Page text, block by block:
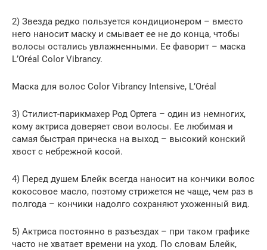
2) Звезда редко пользуется кондиционером – вместо
него наносит маску и смывает ее не до конца, чтобы
волосы остались увлажненными. Ее фаворит – маска
L’Oréal Color Vibrancy.
Маска для волос Color Vibrancy Intensive, L’Oréal
3) Стилист-парикмахер Род Ортега – один из немногих,
кому актриса доверяет свои волосы. Ее любимая и
самая быстрая прическа на выход – высокий конский
хвост с небрежной косой.
4) Перед душем Блейк всегда наносит на кончики волос
кокосовое масло, поэтому стрижется не чаще, чем раз в
полгода – кончики надолго сохраняют ухоженный вид.
5) Актриса постоянно в разъездах – при таком графике
часто не хватает времени на уход. По словам Блейк,